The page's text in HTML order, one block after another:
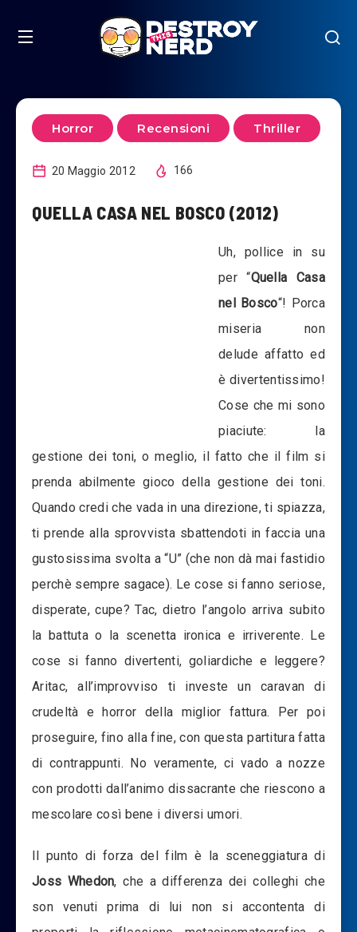
Horror Recensioni Thriller
20 Maggio 2012 166
QUELLA CASA NEL BOSCO (2012)
Uh, pollice in su
per “Quella Casa
nel Bosco“! Porca
miseria non
delude affatto ed
è divertentissimo!
Cose che mi sono
piaciute: la
gestione dei toni, o meglio, il fatto che il film si
prenda abilmente gioco della gestione dei toni.
Quando credi che vada in una direzione, ti spiazza,
ti prende alla sprovvista sbattendoti in faccia una
gustosissima svolta a “U” (che non dà mai fastidio
perchè sempre sagace). Le cose si fanno seriose,
disperate, cupe? Tac, dietro l’angolo arriva subito
la battuta o la scenetta ironica e irriverente. Le
cose si fanno divertenti, goliardiche e leggere?
Aritac, all’improvviso ti investe un caravan di
crudeltà e horror della miglior fattura. Per poi
proseguire, fino alla fine, con questa partitura fatta
di contrappunti. No veramente, ci vado a nozze
con prodotti dall’animo dissacrante che riescono a
mescolare così bene i diversi umori.
Il punto di forza del film è la sceneggiatura di
Joss Whedon, che a differenza dei colleghi che
son venuti prima di lui non si accontenta di